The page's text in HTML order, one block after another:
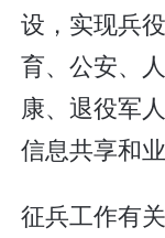
设，实现兵
育、公安、
康、退役军
信息共享和业
征兵工作有